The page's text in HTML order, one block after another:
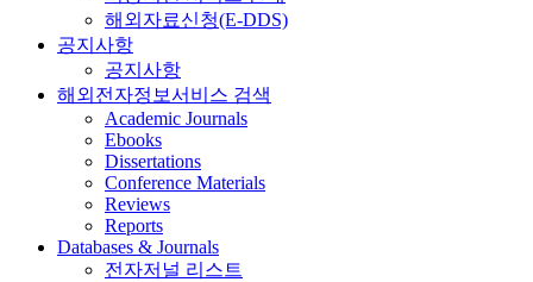
해외자료신청(E-DDS)
공지사항
공지사항
해외전자정보서비스 검색
Academic Journals
Ebooks
Dissertations
Conference Materials
Reviews
Reports
Databases & Journals
전자저널 리스트